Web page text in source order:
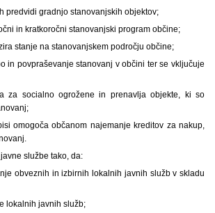
predvidi gradnjo stanovanjskih objektov;
in kratkoročni stanovanjski program občine;
stanje na stanovanjskem področju občine;
in povpraševanje stanovanj v občini ter se vključuje
za socialno ogrožene in prenavlja objekte, ki so
omogoča občanom najemanje kreditov za nakup,
službe tako, da:
obveznih in izbirnih lokalnih javnih služb v skladu
lokalnih javnih služb;